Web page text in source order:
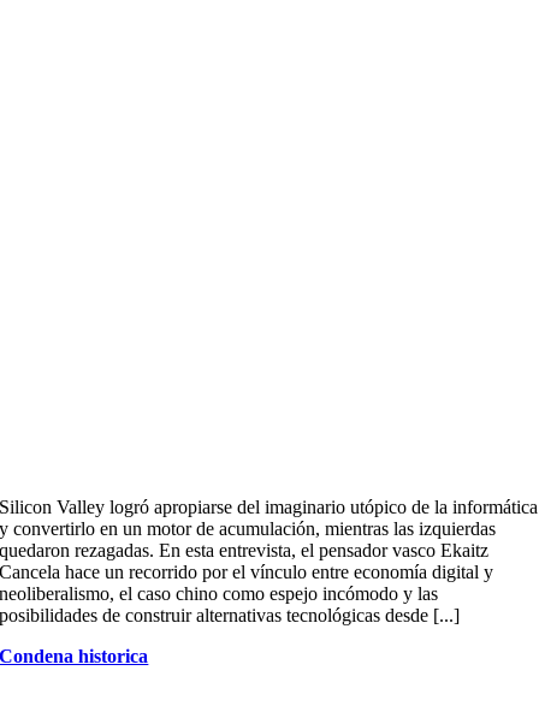
Silicon Valley logró apropiarse del imaginario utópico de la informática
y convertirlo en un motor de acumulación, mientras las izquierdas
quedaron rezagadas. En esta entrevista, el pensador vasco Ekaitz
Cancela hace un recorrido por el vínculo entre economía digital y
neoliberalismo, el caso chino como espejo incómodo y las
posibilidades de construir alternativas tecnológicas desde [...]
Condena historica